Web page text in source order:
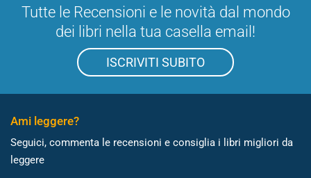
Tutte le Recensioni e le novità dal mondo
dei libri nella tua casella email!
ISCRIVITI SUBITO
Ami leggere?
Seguici, commenta le recensioni e consiglia i libri migliori da
leggere